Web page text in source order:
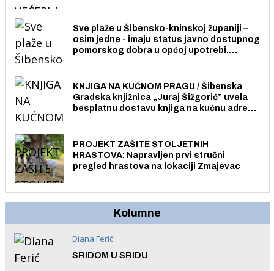
Sve plaže u Šibensko-kninskoj županiji –
osim jedne - imaju status javno dostupnog
pomorskog dobra u općoj upotrebi.
KNJIGA NA KUĆNOM PRAGU / Šibenska
Gradska knjižnica „Juraj Šižgorić” uvela
besplatnu dostavu knjiga na kućnu adresu
PROJEKT ZAŠITE STOLJETNIH
HRASTOVA: Napravljen prvi stručni
pregled hrastova na lokaciji Zmajevac
Kolumne
Diana Ferić
SRIDOM U SRIDU